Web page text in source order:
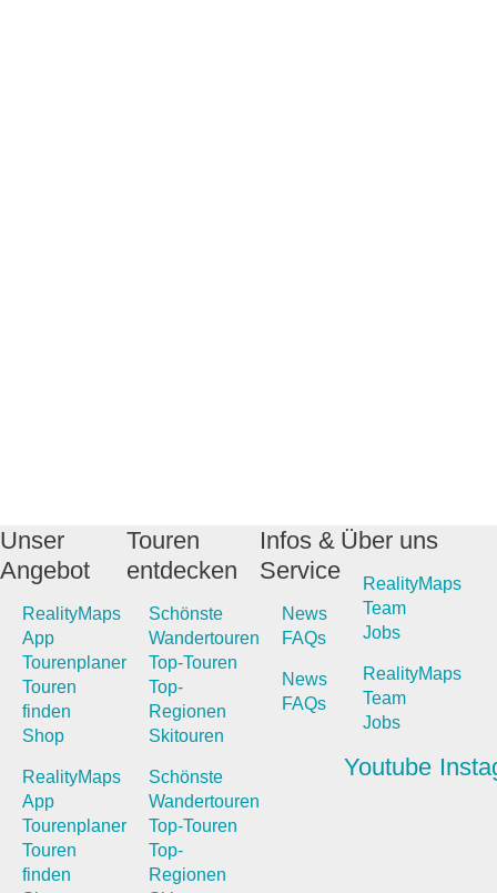
Unser
Angebot
RealityMaps
App
Tourenplaner
Touren
finden
Shop
RealityMaps
App
Tourenplaner
Touren
finden
Touren
entdecken
Schönste
Wandertouren
Top-Touren
Top-
Regionen
Skitouren
Schönste
Wandertouren
Top-Touren
Top-
Regionen
Infos &
Service
News
FAQs
News
FAQs
Über uns
RealityMaps
Team
Jobs
RealityMaps
Team
Jobs
Youtube